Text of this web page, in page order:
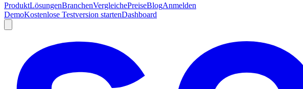
ProduktLösungenBranchenVergleichePreiseBlogAnmelden
DemoKostenlose Testversion startenDashboard